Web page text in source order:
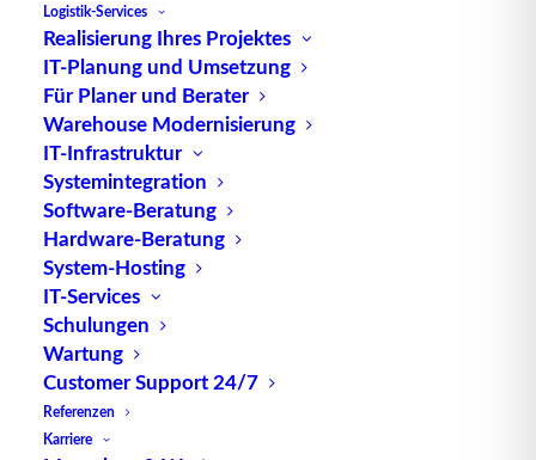
Logistik-Services
Realisierung Ihres Projektes
IT-Planung und Umsetzung
Für Planer und Berater
Warehouse Modernisierung
IT-Infrastruktur
Systemintegration
Software-Beratung
Hardware-Beratung
System-Hosting
IT-Services
Schulungen
Wartung
Customer Support 24/7
Referenzen
Karriere
DieAufgabeneines Unternehmens müssen
geplant, kontrolliert und gesteuert werden. Für
diese Aufgaben ist einKennzahlensystem
In einem Kennzahlensystem werden alle im
Unternehmen vorhandenen
zusammengeführt. Mit Kennzahlensystemen kann
letztlich dieLeistungeines Unternehmens
eingeschätzt und bewertet werden.
Im Folgenden sind verschiedene traditionelle
Kennzahlensysteme
DasDuPont-System of Financial Control